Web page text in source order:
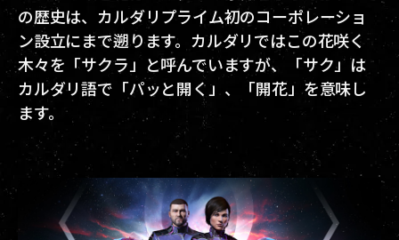
の歴史は、カルダリプライム初のコーポレーショ
ン設立にまで遡ります。カルダリではこの花咲く
木々を「サクラ」と呼んでいますが、「サク」は
カルダリ語で「パッと開く」、「開花」を意味し
ます。